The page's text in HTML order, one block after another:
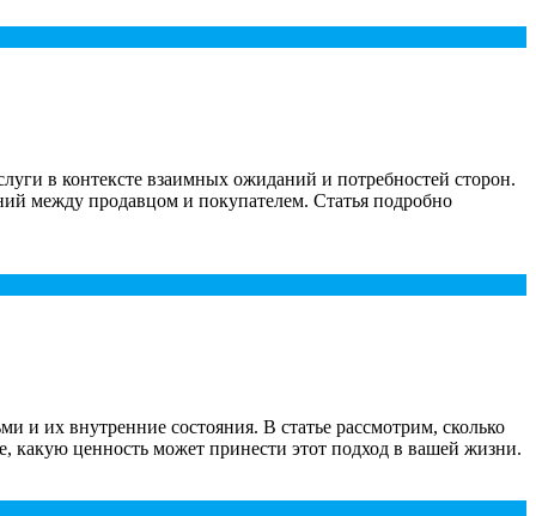
в контексте взаимных ожиданий и потребностей сторон.
между продавцом и покупателем. Статья подробно
и их внутренние состояния. В статье рассмотрим, сколько
какую ценность может принести этот подход в вашей жизни.